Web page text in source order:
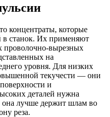
концентраты, которые
в станок. Их применяют
проволочно-вырезных
на
уровня. Для низких
текучести — они
и
деталей нужна
она лучше держит шлам во
реза.